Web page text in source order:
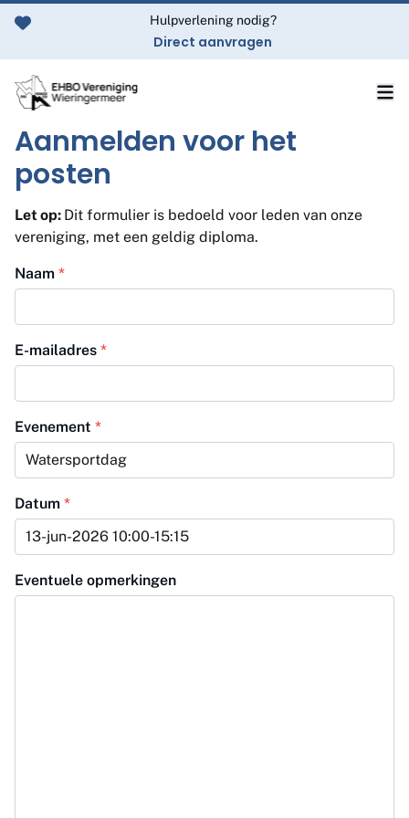
Ga naar de inhoud
Hulpverlening nodig?
Direct aanvragen
Aanmelden voor het
posten
Let op: Dit formulier is bedoeld voor leden van onze
vereniging, met een geldig diploma.
Naam *
E-mailadres *
Evenement *
Datum *
Eventuele opmerkingen